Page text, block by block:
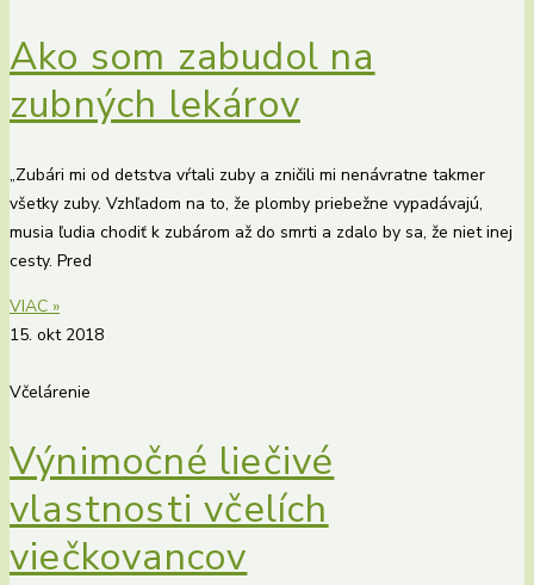
Ako som zabudol na
zubných lekárov
„Zubári mi od detstva vŕtali zuby a zničili mi nenávratne takmer
všetky zuby. Vzhľadom na to, že plomby priebežne vypadávajú,
musia ľudia chodiť k zubárom až do smrti a zdalo by sa, že niet inej
cesty. Pred
VIAC »
15. okt 2018
Včelárenie
Výnimočné liečivé
vlastnosti včelích
viečkovancov